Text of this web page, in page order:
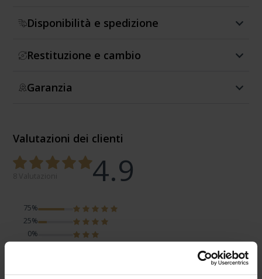
Disponibilità e spedizione
Restituzione e cambio
Garanzia
Valutazioni dei clienti
4.9
75%
25%
0%